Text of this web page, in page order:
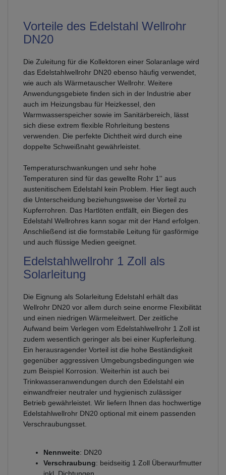
Vorteile des Edelstahl Wellrohr
DN20
Die Zuleitung für die Kollektoren einer Solaranlage wird
das Edelstahlwellrohr DN20 ebenso häufig verwendet,
wie auch als Wärmetauscher Wellrohr. Weitere
Anwendungsgebiete finden sich in der Industrie aber
auch im Heizungsbau für Heizkessel, den
Warmwasserspeicher sowie im Sanitärbereich, lässt
sich diese extrem flexible Rohrleitung bestens
verwenden. Die perfekte Dichtheit wird durch eine
doppelte Schweißnaht gewährleistet.
Temperaturschwankungen und sehr hohe
Temperaturen sind für das gewellte Rohr 1'' aus
austenitischem Edelstahl kein Problem. Hier liegt auch
die Unterscheidung beziehungsweise der Vorteil zu
Kupferrohren. Das Hartlöten entfällt, ein Biegen des
Edelstahl Wellrohres kann sogar mit der Hand erfolgen.
Anschließend ist die formstabile Leitung für gasförmige
und auch flüssige Medien geeignet.
Edelstahlwellrohr 1 Zoll als
Solarleitung
Die Eignung als Solarleitung Edelstahl erhält das
Wellrohr DN20 vor allem durch seine enorme Flexibilität
und einen niedrigen Wärmeleitwert. Der zeitliche
Aufwand beim Verlegen vom Edelstahlwellrohr 1 Zoll ist
zudem wesentlich geringer als bei einer Kupferleitung.
Ein herausragender Vorteil ist die hohe Beständigkeit
gegenüber aggressiven Umgebungsbedingungen wie
zum Beispiel Korrosion. Weiterhin ist auch bei
Trinkwasseranwendungen durch den Edelstahl ein
einwandfreier neutraler und hygienisch zulässiger
Betrieb gewährleistet. Wir liefern Ihnen das hochwertige
Edelstahlwellrohr DN20 optional mit einem passenden
Verschraubungsset.
Nennweite: DN20
Verschraubung: beidseitig 1 Zoll Überwurfmutter